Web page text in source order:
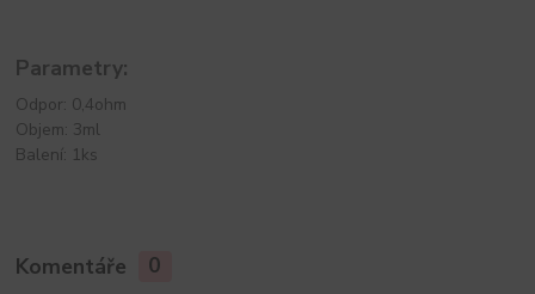
Parametry:
Odpor: 0,4ohm
Objem: 3ml
Balení: 1ks
Komentáře 0